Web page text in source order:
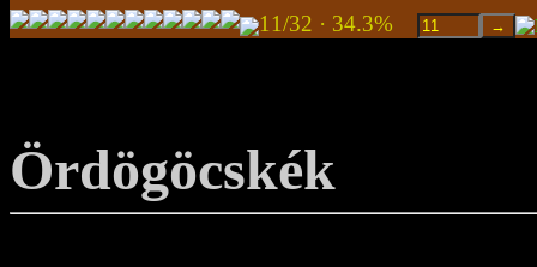
11/32 · 34.3%
Ördögöcskék